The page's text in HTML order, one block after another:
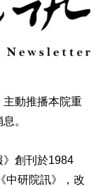
主動推播本院重
。
》創刊於1984
中研院訊》，改